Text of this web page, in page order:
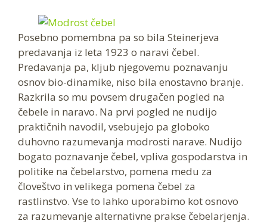
Posebno pomembna pa so bila Steinerjeva
predavanja iz leta 1923 o naravi čebel.
Predavanja pa, kljub njegovemu poznavanju
osnov bio-dinamike, niso bila enostavno branje.
Razkrila so mu povsem drugačen pogled na
čebele in naravo. Na prvi pogled ne nudijo
praktičnih navodil, vsebujejo pa globoko
duhovno razumevanja modrosti narave. Nudijo
bogato poznavanje čebel, vpliva gospodarstva in
politike na čebelarstvo, pomena medu za
človeštvo in velikega pomena čebel za
rastlinstvo. Vse to lahko uporabimo kot osnovo
za razumevanje alternativne prakse čebelarjenja.